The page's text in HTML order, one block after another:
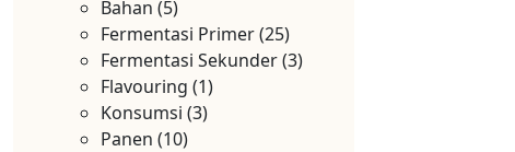
Bahan (5)
Fermentasi Primer(25)
Fermentasi Sekunder(3)
Flavouring (1)
Konsumsi (3)
Panen (10)